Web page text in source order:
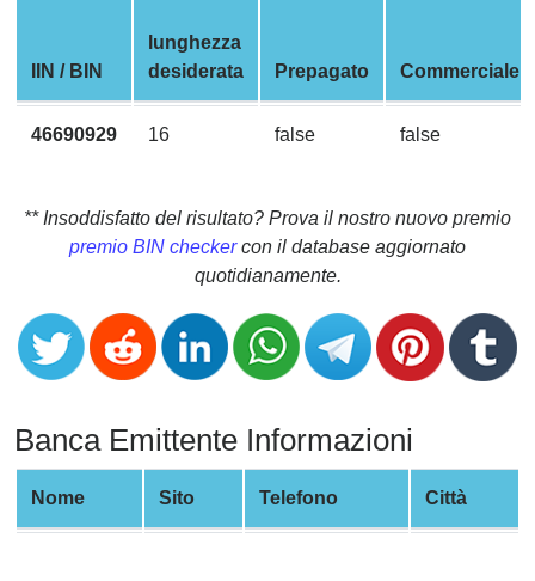
BIN
CC
Generator
from
Credit
Validator
Credit
Card
Random
Credit
Card
Generator
IIN / BIN
lunghezza
desiderata
Prepagato Commerciale
46690929 16 false false
** Insoddisfatto del risultato? Prova il nostro nuovo premio
premio BIN checkercon il database aggiornato
quotidianamente.
Banca Emittente Informazioni
Nome Sito Telefono Città